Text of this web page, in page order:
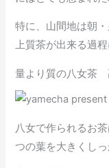
特に、山間地は朝
上質茶が出来る過
量より質の八女茶
八女で作られるお
つの葉を大きくし